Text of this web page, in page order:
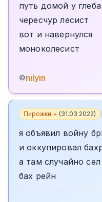
путь домой у глеба
чересчур лесист
вот и навернулся
моноколесист
©nilyin
Пирожки + (31.03.2022)
я объявил войну
и оккупировал
а там случайно
бах рейн